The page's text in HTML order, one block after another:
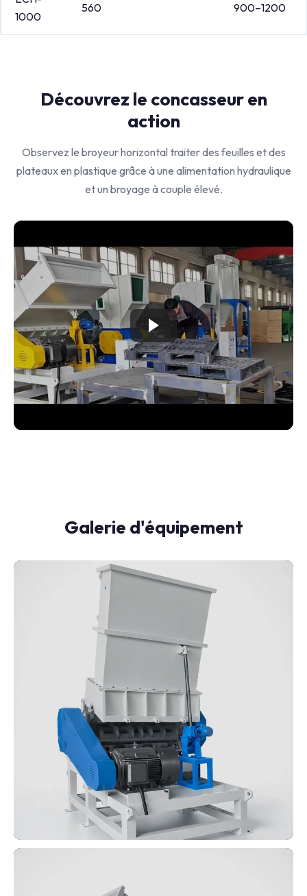
1000
560 900–1200
Découvrez le concasseur en
action
Observez le broyeur horizontal traiter des feuilles et des
plateaux en plastique grâce à une alimentation hydraulique
et un broyage à couple élevé.
Galerie d'équipement